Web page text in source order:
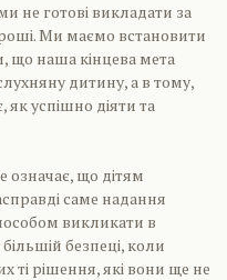
не готові викладати за
Ми маємо встановити
що наша кінцева мета
дитину, а в тому,
як успішно діяти та
означає, що дітям
саме надання
викликати в
безпеці, коли
ті рішення, які вони ще не